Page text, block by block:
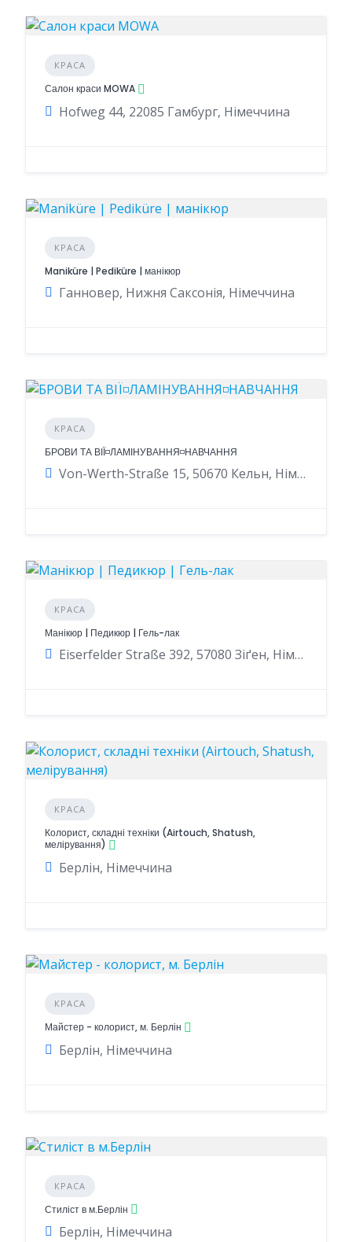
КРАСА
Салон краси MOWA
Hofweg 44, 22085 Гамбург, Німеччина
КРАСА
Maniküre | Pediküre | манікюр
Ганновер, Нижня Саксонія, Німеччина
КРАСА
БРОВИ ТА ВІЇ◽️ЛАМІНУВАННЯ◽️НАВЧАННЯ
Von-Werth-Straße 15, 50670 Кельн, Німеччина
КРАСА
Манікюр | Педикюр | Гель-лак
Eiserfelder Straße 392, 57080 Зіґен, Німеччина
КРАСА
Колорист, складні техніки (Airtouch, Shatush,
мелірування)
Берлін, Німеччина
КРАСА
Майстер - колорист, м. Берлін
Берлін, Німеччина
КРАСА
Стиліст в м.Берлін
Берлін, Німеччина